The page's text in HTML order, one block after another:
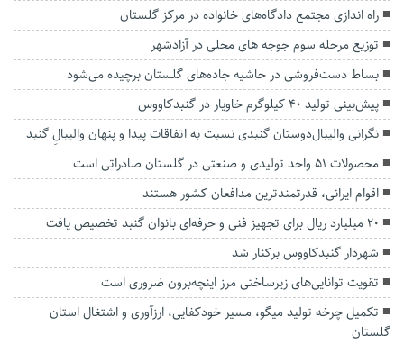
راه اندازی مجتمع دادگاه‌های خانواده در مرکز گلستان
توزیع مرحله سوم جوجه های محلی در آزادشهر
بساط دست‌فروشی در حاشیه جاده‌های گلستان برچیده می‌شود
پیش‌بینی تولید ۴۰ کیلوگرم خاویار در گنبدکاووس
نگرانی والیبال‌دوستان گنبدی نسبت به اتفاقات‌ پیدا و پنهان والیبالِ گنبد
محصولات ۵۱ واحد تولیدی و صنعتی در گلستان صادراتی است
اقوام ایرانی، قدرتمندترین مدافعان کشور هستند
۲۰ میلیارد ریال برای تجهیز فنی و حرفه‌ای بانوان گنبد تخصیص یافت
شهردار گنبدکاووس برکنار شد
تقویت توانایی‌های زیرساختی مرز اینچه‌برون ضروری است
تکمیل چرخه تولید میگو، مسیر خودکفایی، ارزآوری و اشتغال استان
گلستان